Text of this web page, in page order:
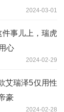
2024-03-01
事儿上，瑞虎
心
2024-02-29
艾瑞泽5仅用性
豪
2024-02-28